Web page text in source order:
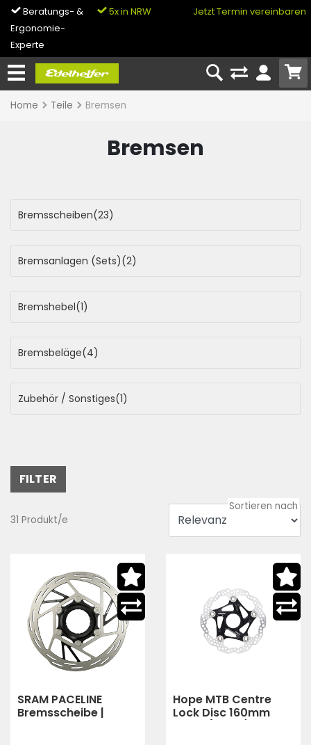
Beratungs- &
Ergonomie-
Experte
5x in NRW
0% Finanzierung
Jetzt Termin vereinbaren
Home Teile Bremsen
Bremsen
Bremsscheiben(23)
Bremsanlagen (Sets)(2)
Bremshebel(1)
Bremsbeläge(4)
Zubehör / Sonstiges(1)
FILTER
31 Produkt/e
SRAM PACELINE
Bremsscheibe |
Hope MTB Centre
Lock Disc 160mm